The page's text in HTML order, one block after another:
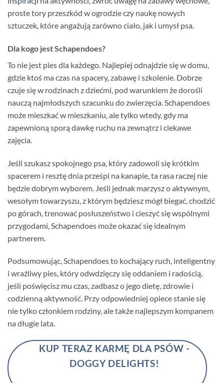
proste tory przeszkód w ogrodzie czy naukę nowych
sztuczek, które angażują zarówno ciało, jak i umysł psa.
Dla kogo jest Schapendoes?
To nie jest pies dla każdego. Najlepiej odnajdzie się w domu,
gdzie ktoś ma czas na spacery, zabawę i szkolenie. Dobrze
czuje się w rodzinach z dziećmi, pod warunkiem że dorośli
nauczą najmłodszych szacunku do zwierzęcia. Schapendoes
może mieszkać w mieszkaniu, ale tylko wtedy, gdy ma
zapewnioną sporą dawkę ruchu na zewnątrz i ciekawe
zajęcia.
Jeśli szukasz spokojnego psa, który zadowoli się krótkim
spacerem i resztę dnia prześpi na kanapie, ta rasa raczej nie
będzie dobrym wyborem. Jeśli jednak marzysz o aktywnym,
wesołym towarzyszu, z którym będziesz mógł biegać, chodzić
po górach, trenować posłuszeństwo i cieszyć się wspólnymi
przygodami, Schapendoes może okazać się idealnym
partnerem.
Podsumowując, Schapendoes to kochający ruch, inteligentny
i wrażliwy pies, który odwdzięczy się oddaniem i radością,
jeśli poświęcisz mu czas, zadbasz o jego dietę, zdrowie i
codzienną aktywność. Przy odpowiedniej opiece stanie się
nie tylko członkiem rodziny, ale także najlepszym kompanem
na długie lata.
KUP TERAZ KARMĘ DLA PSÓW -
DOGGY DELIGHTS!